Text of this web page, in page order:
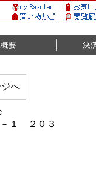
へ
－１ ２０３